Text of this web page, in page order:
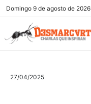
Domingo 9 de agosto de 2026
27/04/2025